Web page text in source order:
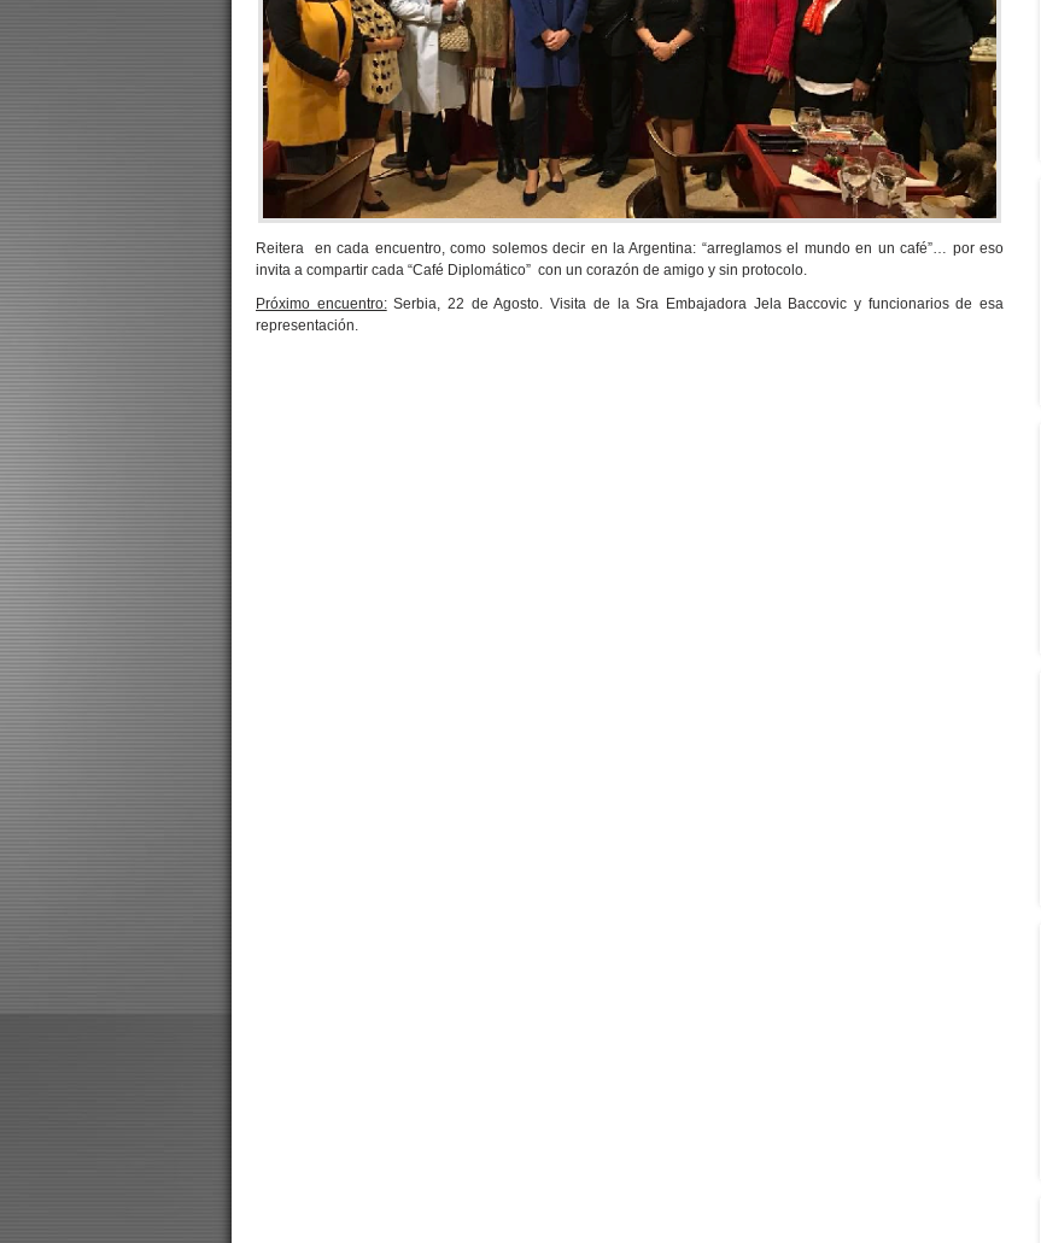
Reitera en cada encuentro, como solemos decir en la Argentina: “arreglamos el mundo en un café”… por eso
invita a compartir cada “Café Diplomático” con un corazón de amigo y sin protocolo.
Próximo encuentro:Serbia, 22 de Agosto. Visita de la Sra Embajadora Jela Baccovic y funcionarios de esa
representación.